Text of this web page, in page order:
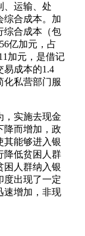
、运输、处
综合成本。加
综合成本（包
亿加元，占
加元，是借记
易成本的1.4
化私营部门服
，实施去现金
降而增加，政
其能够进入银
降低贫困人群
困人群纳入银
度出现了一定
速增加，非现